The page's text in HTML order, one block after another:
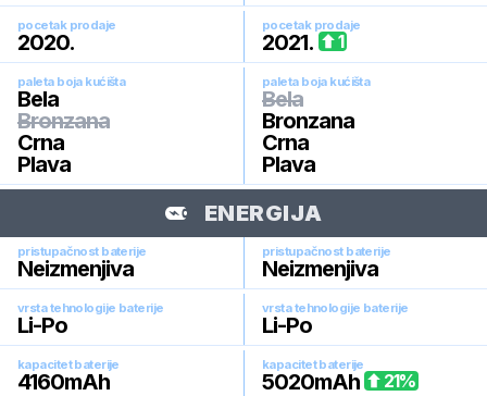
pocetak prodaje
2020.
pocetak prodaje
2021. 1
paleta boja kućišta
Bela
Bronzana
Crna
Plava
paleta boja kućišta
Bela
Bronzana
Crna
Plava
ENERGIJA
pristupačnost baterije
Neizmenjiva
pristupačnost baterije
Neizmenjiva
vrsta tehnologije baterije
Li-Po
vrsta tehnologije baterije
Li-Po
kapacitet baterije
4160mAh
kapacitet baterije
5020mAh 21%